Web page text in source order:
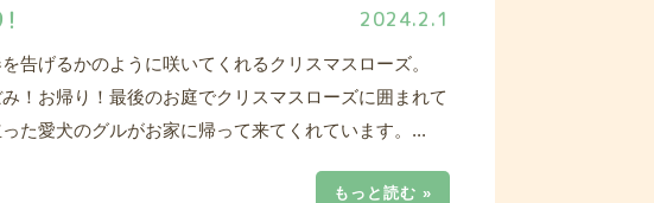
2024.2.1
告げるかのように咲いてくれるクリスマスローズ。
！お帰り！最後のお庭でクリスマスローズに囲まれて
た愛犬のグルがお家に帰って来てくれています。...
もっと読む »